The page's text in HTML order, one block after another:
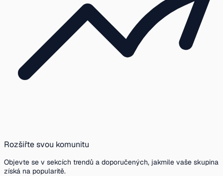
Rozšiřte svou komunitu
Objevte se v sekcích trendů a doporučených, jakmile vaše skupina
získá na popularitě.